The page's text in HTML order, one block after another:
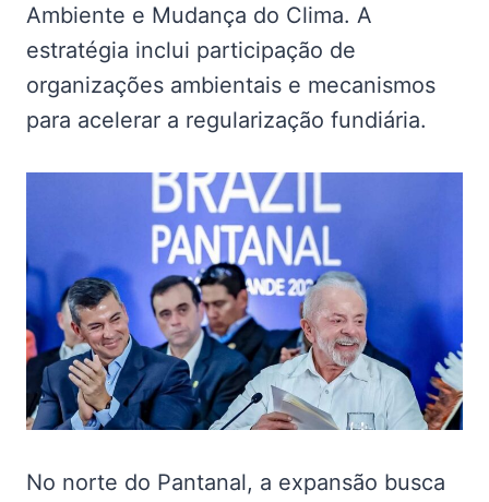
Ambiente e Mudança do Clima. A
estratégia inclui participação de
organizações ambientais e mecanismos
para acelerar a regularização fundiária.
No norte do Pantanal, a expansão busca